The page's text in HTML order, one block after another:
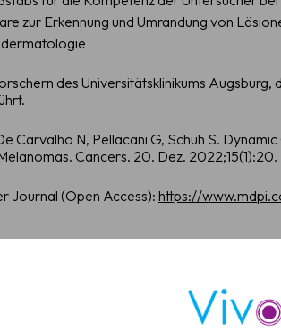
zur Erkennung und Umrandung von
des Universitätsklinikums
Carvalho N, Pellacani G, Schuh S.
Cancers. 20. Dez. 2022;15(1):20.
Journal (Open Access): https://
Sie, wie die VivoSight OCT-